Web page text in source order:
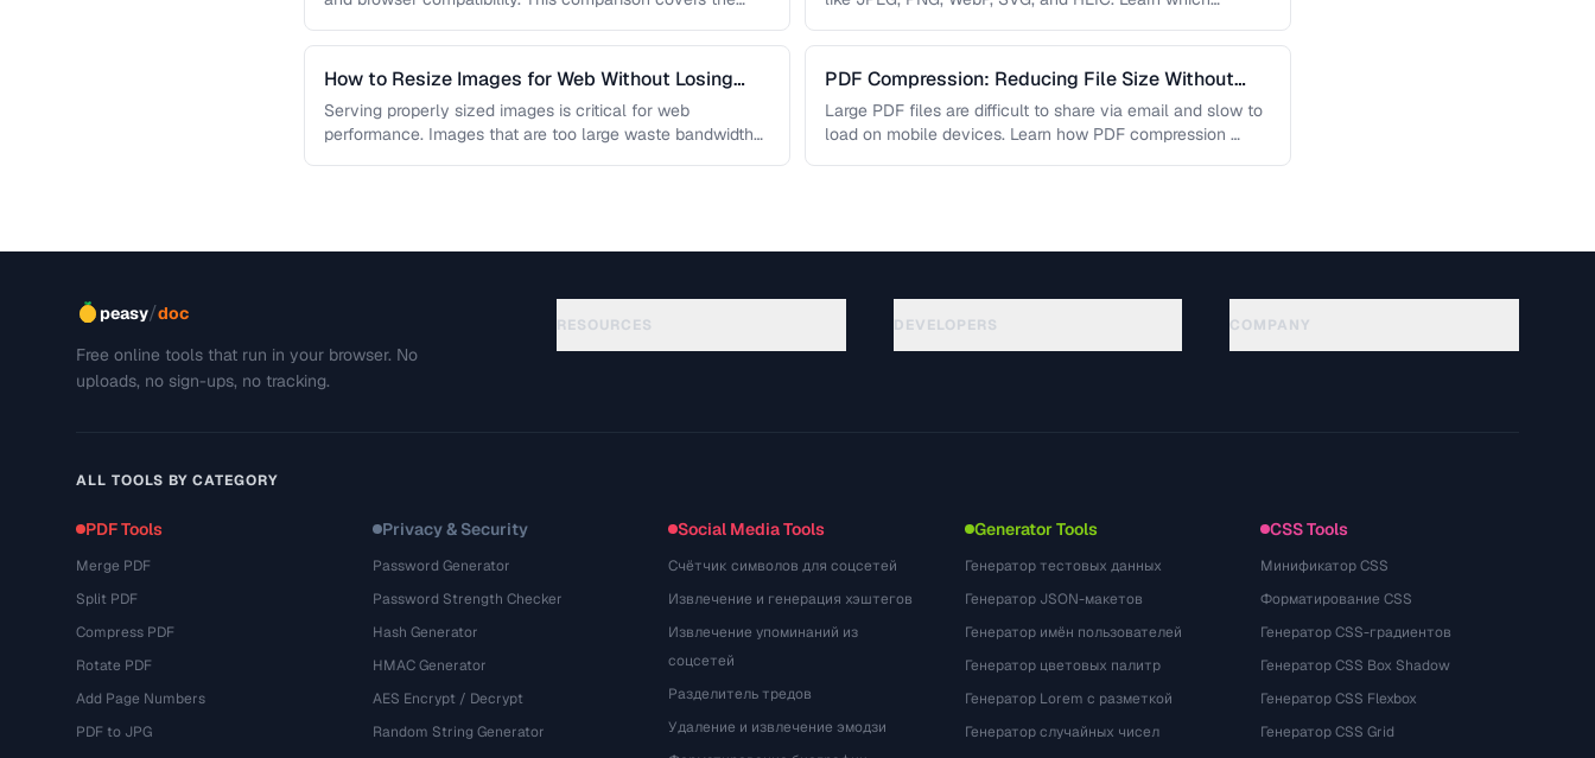
How to Resize Images for Web Without Losing
Quality
Serving properly sized images is critical for web
performance. Images that are too large waste bandwidth
PDF Compression: Reducing File Size Without
Sacrificing Quality
Large PDF files are difficult to share via email and slow to
load on mobile devices. Learn how PDF compression …
peasy/doc
Free online tools that run in your browser. No
uploads, no sign-ups, no tracking.
RESOURCES DEVELOPERS COMPANY
ALL TOOLS BY CATEGORY
PDF Tools
Merge PDF
Split PDF
Compress PDF
Rotate PDF
Add Page Numbers
PDF to JPG
Privacy & Security
Password Generator
Password Strength Checker
Hash Generator
HMAC Generator
AES Encrypt / Decrypt
Random String Generator
Social Media Tools
Счётчик символов для соцсетей
Извлечение и генерация хэштегов
Извлечение упоминаний из
соцсетей
Разделитель тредов
Удаление и извлечение эмодзи
Generator Tools
Генератор тестовых данных
Генератор JSON-макетов
Генератор имён пользователей
Генератор цветовых палитр
Генератор Lorem с разметкой
Генератор случайных чисел
CSS Tools
Минификатор CSS
Форматирование CSS
Генератор CSS-градиентов
Генератор CSS Box Shadow
Генератор CSS Flexbox
Генератор CSS Grid